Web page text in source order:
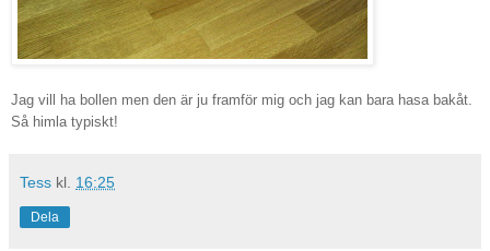
Jag vill ha bollen men den är ju framför mig och jag kan bara hasa bakåt.
Så himla typiskt!
Tess kl. 16:25
Dela